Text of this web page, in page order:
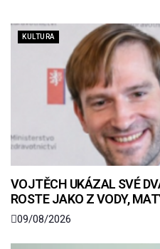
KULTURA
VOJTĚCH UKÁZAL SVÉ
ROSTE JAKO Z VODY,
09/08/2026